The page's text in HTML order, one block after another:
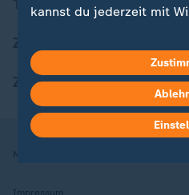
Themen im Überblick
ZDFheute Apps
Nutzungsbedingungen
Impressum
kannst du jederzeit mit
Hier findest du das
Weitere Informationen
Datenschutzerklärung.